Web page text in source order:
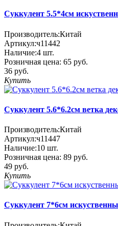
Cуккулент 5.5*4см
Производитель:Китай
Артикул:ч11442
Наличие:4 шт.
Розничная цена: 65 руб.
36 руб.
Купить
Cуккулент 5.6*6.2см ветка
Производитель:Китай
Артикул:ч11447
Наличие:10 шт.
Розничная цена: 89 руб.
49 руб.
Купить
Cуккулент 7*6см